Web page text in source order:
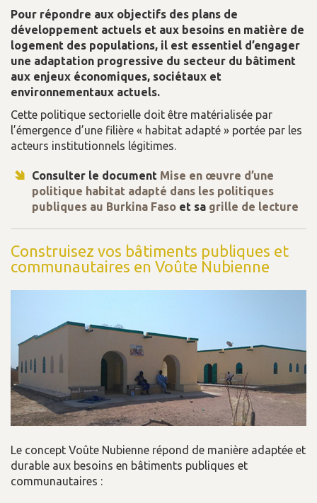
Pour répondre aux objectifs des plans de
développement actuels et aux besoins en matière de
logement des populations, il est essentiel d’engager
une adaptation progressive du secteur du bâtiment
aux enjeux économiques, sociétaux et
environnementaux actuels.
Cette politique sectorielle doit être matérialisée par
l’émergence d’une filière « habitat adapté » portée par les
acteurs institutionnels légitimes.
Consulter le document Mise en œuvre d’une
politique habitat adapté dans les politiques
publiques au Burkina Faso et sa grille de lecture
Construisez vos bâtiments publiques et
communautaires en Voûte Nubienne
Le concept Voûte Nubienne répond de manière adaptée et
durable aux besoins en bâtiments publiques et
communautaires :